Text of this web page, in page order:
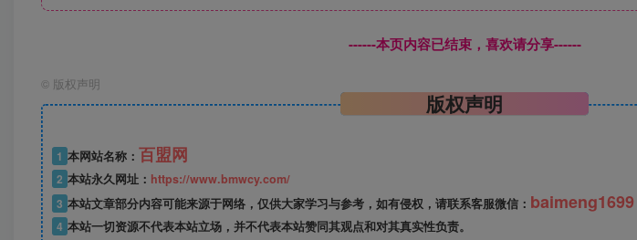
------本页内容已结束，喜欢请分享------
© 版权声明
版权声明
1 本网站名称： 百盟网
2 本站永久网址： https://www.bmwcy.com/
3 本站文章部分内容可能来源于网络，仅供大家学习与参考，如有侵权，请联系客服微信： baimeng1699
4 本站一切资源不代表本站立场，并不代表本站赞同其观点和对其真实性负责。